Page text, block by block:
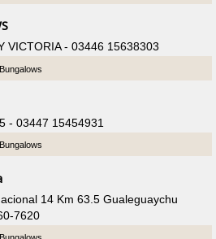
VICTORIA - 03446 15638303
- 03447 15454931
14 Km 63.5 Gualeguaychu
7620